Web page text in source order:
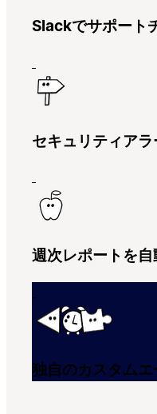
Slackでサポート
セキュリティア
週次レポートを自
独自のカスタム